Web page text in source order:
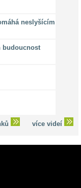
neslyšícím
budoucnost
více videí